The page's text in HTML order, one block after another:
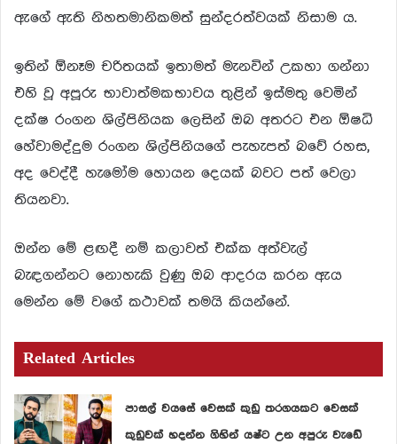
ඇගේ ඇති නිහතමානිකමත් සුන්දරත්වයක් නිසාම ය.
ඉතින් ඕනෑම චරිතයක් ඉතාමත් මැනවින් උකහා ගන්නා
එහි වූ අපූරු භාවාත්මකභාවය තුළින් ඉස්මතු වෙමින්
දක්ෂ රංගන ශිල්පිනියක ලෙසින් ඔබ අතරට එන ඕෂධි
හේවාමද්දුම රංගන ශිල්පිනියගේ පැහැපත් බවේ රහස,
අද වෙද්දී හැමෝම හොයන දෙයක් බවට පත් වෙලා
තියනවා.
ඔන්න මේ ළඟදී නම් කලාවත් එක්ක අත්වැල්
බැඳගන්නට නොහැකි වුණු ඔබ ආදරය කරන ඇය
මෙන්න මේ වගේ කථාවක් තමයි කියන්නේ.
Related Articles
පාසල් වයසේ වෙසක් කුඩු තරගයකට වෙසක්
කුඩුවක් හදන්න ගිහින් යෂ්ට උන අපුරු වැඩේ